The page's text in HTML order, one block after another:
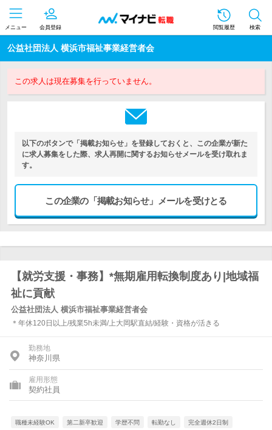
メニュー 会員登録 閲覧履歴 検索
公益社団法人 横浜市福祉事業経営者会
この求人は現在募集を行っていません。
以下のボタンで「掲載お知らせ」を登録しておくと、この企業が新た
に求人募集をした際、求人再開に関するお知らせメールを受け取れま
す。
この企業の「掲載お知らせ」メールを受けとる
【就労支援・事務】*無期雇用転換制度あり|地域福
祉に貢献
公益社団法人 横浜市福祉事業経営者会
＊年休120日以上/残業5h未満/上大岡駅直結/経験・資格が活きる
勤務地
神奈川県
雇用形態
契約社員
職種未経験OK 第二新卒歓迎 学歴不問 転勤なし 完全週休2日制